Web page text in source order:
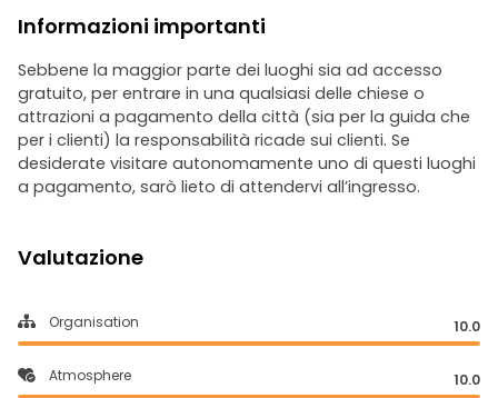
Informazioni importanti
Sebbene la maggior parte dei luoghi sia ad accesso
gratuito, per entrare in una qualsiasi delle chiese o
attrazioni a pagamento della città (sia per la guida che
per i clienti) la responsabilità ricade sui clienti. Se
desiderate visitare autonomamente uno di questi luoghi
a pagamento, sarò lieto di attendervi all’ingresso.
Valutazione
Organisation 10.0
Atmosphere 10.0